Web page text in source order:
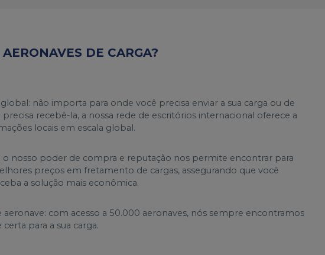
DE CARGA?
não importa para onde você precisa enviar a sua carga ou de
recebê-la, a nossa rede de escritórios internacional oferece a
locais em escala global.
o nosso poder de compra e reputação nos permite encontrar para
preços em fretamento de cargas, assegurando que você
a solução mais econômica.
aeronave: com acesso a 50.000 aeronaves, nós sempre encontramos
certa para a sua carga.